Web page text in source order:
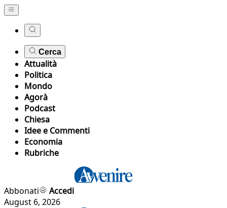
Cerca
Attualità
Politica
Mondo
Agorà
Podcast
Chiesa
Idee e Commenti
Economia
Rubriche
Abbonati
Accedi
August 6, 2026